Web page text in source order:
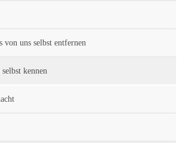
von uns selbst entfernen
kennen